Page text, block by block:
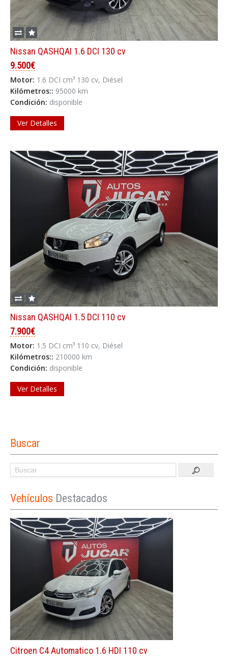
Nissan QASHQAI 1.6 DCI 130 cv
9.500€
Motor: 1.6 DCI cm³ 130 cv, Diésel
Kilómetros:: 95000 km
Condición: disponible
Ver Detalles
Nissan QASHQAI 1.5 DCI 110 cv
7.900€
Motor: 1.5 DCI cm³ 110 cv, Diésel
Kilómetros:: 210000 km
Condición: disponible
Ver Detalles
Buscar
Vehículos Destacados
Citroen C4 Automatico 1.6 HDI 110 cv